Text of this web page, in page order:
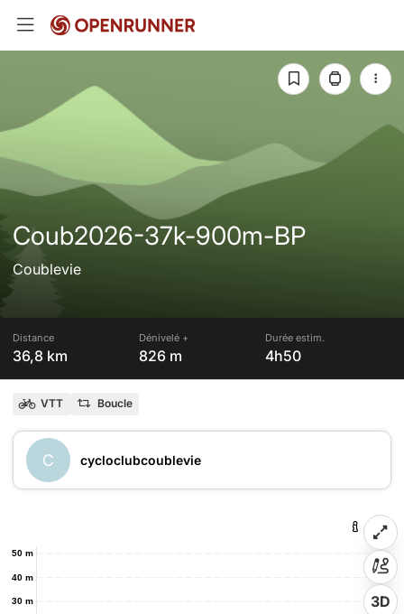
Coub2026-37k-900m-BP
Coublevie
Distance
36,8 km
Dénivelé +
826 m
Durée estim.
4h50
VTT Boucle
C cycloclubcoublevie
30 m
40 m
50 m
3D